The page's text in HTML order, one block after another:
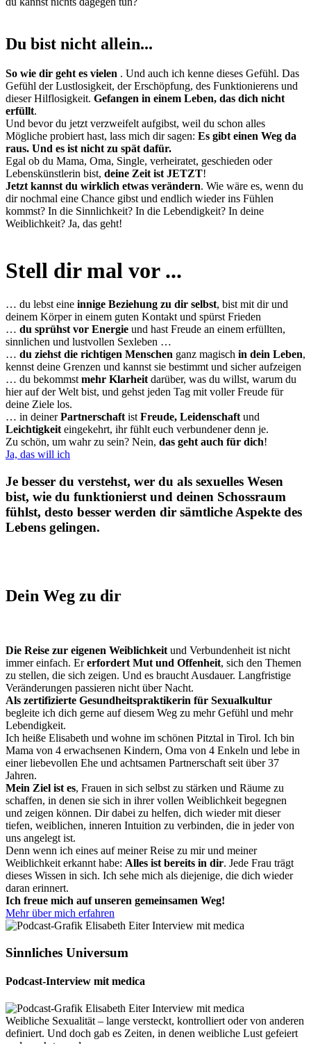
Du bist nicht allein...
So wie dir geht es vielen . Und auch ich kenne dieses Gefühl. Das
Gefühl der Lustlosigkeit, der Erschöpfung, des Funktionierens und
dieser Hilflosigkeit. Gefangen in einem Leben, das dich nicht
erfüllt.
Und bevor du jetzt verzweifelt aufgibst, weil du schon alles
Mögliche probiert hast, lass mich dir sagen: Es gibt einen Weg da
raus. Und es ist nicht zu spät dafür.
Egal ob du Mama, Oma, Single, verheiratet, geschieden oder
Lebenskünstlerin bist, deine Zeit ist JETZT!
Jetzt kannst du wirklich etwas verändern. Wie wäre es, wenn du
dir nochmal eine Chance gibst und endlich wieder ins Fühlen
kommst? In die Sinnlichkeit? In die Lebendigkeit? In deine
Weiblichkeit? Ja, das geht!
Stell dir mal vor ...
… du lebst eine innige Beziehung zu dir selbst, bist mit dir und
deinem Körper in einem guten Kontakt und spürst Frieden
… du sprühst vor Energie und hast Freude an einem erfüllten,
sinnlichen und lustvollen Sexleben …
… du ziehst die richtigen Menschen ganz magisch in dein Leben,
kennst deine Grenzen und kannst sie bestimmt und sicher aufzeigen
… du bekommst mehr Klarheit darüber, was du willst, warum du
hier auf der Welt bist, und gehst jeden Tag mit voller Freude für
deine Ziele los.
… in deinerPartnerschaft ist Freude, Leidenschaft und
Leichtigkeit eingekehrt, ihr fühlt euch verbundener denn je.
Zu schön, um wahr zu sein? Nein, das geht auch für dich!
Ja, das will ich
Je besser du verstehst, wer du als sexuelles Wesen
bist, wie du funktionierst und deinen Schossraum
fühlst, desto besser werden dir sämtliche Aspekte des
Lebens gelingen.
Dein Weg zu dir
Die Reise zur eigenen Weiblichkeit und Verbundenheit ist nicht
immer einfach. Ererfordert Mut und Offenheit, sich den Themen
zu stellen, die sich zeigen. Und es braucht Ausdauer. Langfristige
Veränderungen passieren nicht über Nacht.
Als zertifizierte Gesundheitspraktikerin für Sexualkultur
begleite ich dich gerne auf diesem Weg zu mehr Gefühl und mehr
Lebendigkeit.
Ich heiße Elisabeth und wohne im schönen Pitztal in Tirol. Ich bin
Mama von 4 erwachsenen Kindern, Oma von 4 Enkeln und lebe in
einer liebevollen Ehe und achtsamen Partnerschaft seit über 37
Jahren.
Mein Ziel ist es, Frauen in sich selbst zu stärken und Räume zu
schaffen, in denen sie sich in ihrer vollen Weiblichkeit begegnen
und zeigen können. Dir dabei zu helfen, dich wieder mit dieser
tiefen, weiblichen, inneren Intuition zu verbinden, die in jeder von
uns angelegt ist.
Denn wenn ich eines auf meiner Reise zu mir und meiner
Weiblichkeit erkannt habe: Alles ist bereits in dir. Jede Frau trägt
dieses Wissen in sich. Ich sehe mich als diejenige, die dich wieder
daran erinnert.
Ich freue mich auf unseren gemeinsamen Weg!
Mehr über mich erfahren
Sinnliches Universum
Podcast-Interview mit medica
Weibliche Sexualität – lange versteckt, kontrolliert oder von anderen
definiert. Und doch gab es Zeiten, in denen weibliche Lust gefeiert